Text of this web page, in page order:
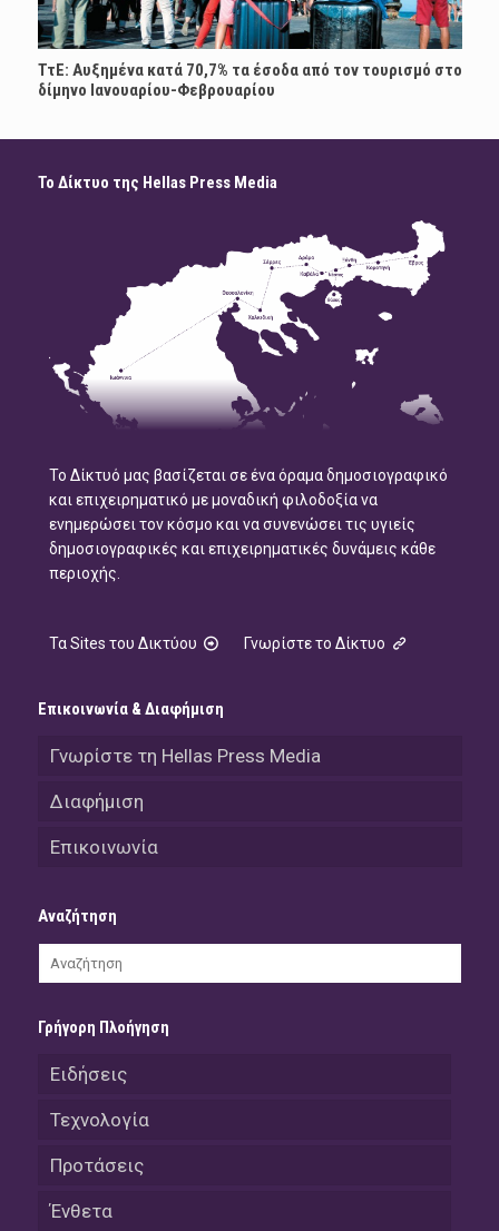
ΤτΕ: Αυξημένα κατά 70,7% τα έσοδα από τον τουρισμό στο
δίμηνο Ιανουαρίου-Φεβρουαρίου
Το Δίκτυο της Hellas Press Media
Το Δίκτυό μας βασίζεται σε ένα όραμα δημοσιογραφικό
και επιχειρηματικό με μοναδική φιλοδοξία να
ενημερώσει τον κόσμο και να συνενώσει τις υγιείς
δημοσιογραφικές και επιχειρηματικές δυνάμεις κάθε
περιοχής.
Τα Sites του Δικτύου Γνωρίστε το Δίκτυο
Επικοινωνία & Διαφήμιση
Γνωρίστε τη Hellas Press Media
Διαφήμιση
Επικοινωνία
Αναζήτηση
Γρήγορη Πλοήγηση
Ειδήσεις
Τεχνολογία
Προτάσεις
Ένθετα